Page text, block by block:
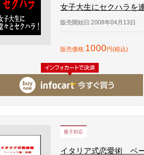
女子大生にセクハラを
販売開始日:2008年04月13日
販売価格:1000円(税込)
冊子対応
イタリア式恋愛術 ベ